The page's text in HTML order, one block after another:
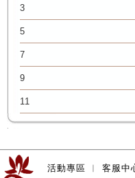
3
5
7
9
11
活動專區 ︱ 客服中